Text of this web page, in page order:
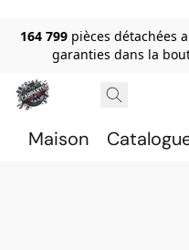
164 799 pièces détachées
garanties dans la
Maison